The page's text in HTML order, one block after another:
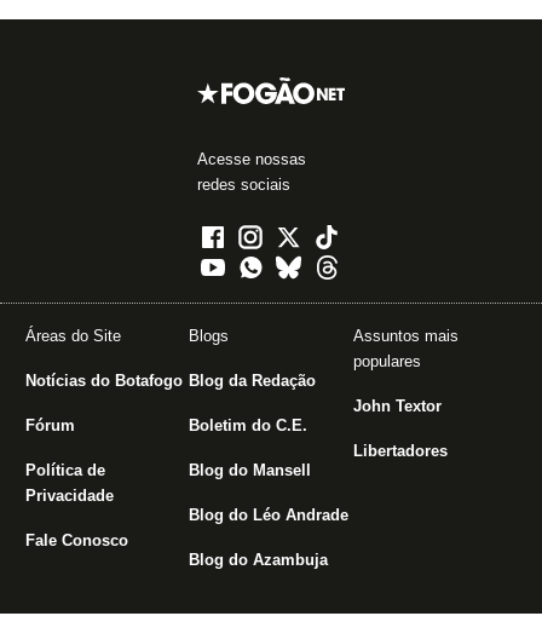
Acesse nossas
redes sociais
Áreas do Site
Notícias do Botafogo
Fórum
Política de
Privacidade
Fale Conosco
Blogs
Blog da Redação
Boletim do C.E.
Blog do Mansell
Blog do Léo Andrade
Blog do Azambuja
Assuntos mais
populares
John Textor
Libertadores